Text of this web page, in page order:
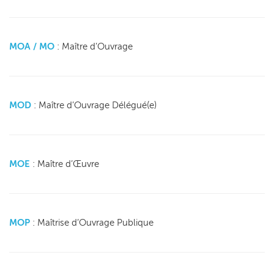
MOA / MO : Maître d’Ouvrage
MOD : Maître d’Ouvrage Délégué(e)
MOE : Maître d’Œuvre
MOP : Maîtrise d’Ouvrage Publique